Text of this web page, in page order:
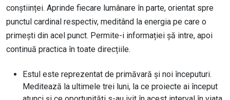
conștiinței. Aprinde fiecare lumânare în parte, orientat spre
punctul cardinal respectiv, meditând la energia pe care o
primești din acel punct. Permite-i informației șă intre, apoi
continuă practica în toate direcțiile.
Estul este reprezentat de primăvară și noi începuturi.
Meditează la ultimele trei luni, la ce proiecte ai început